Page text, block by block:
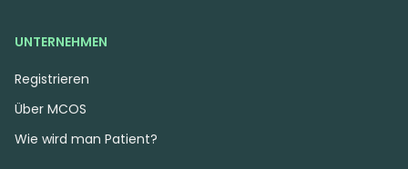
UNTERNEHMEN
Registrieren
Über MCOS
Wie wird man Patient?